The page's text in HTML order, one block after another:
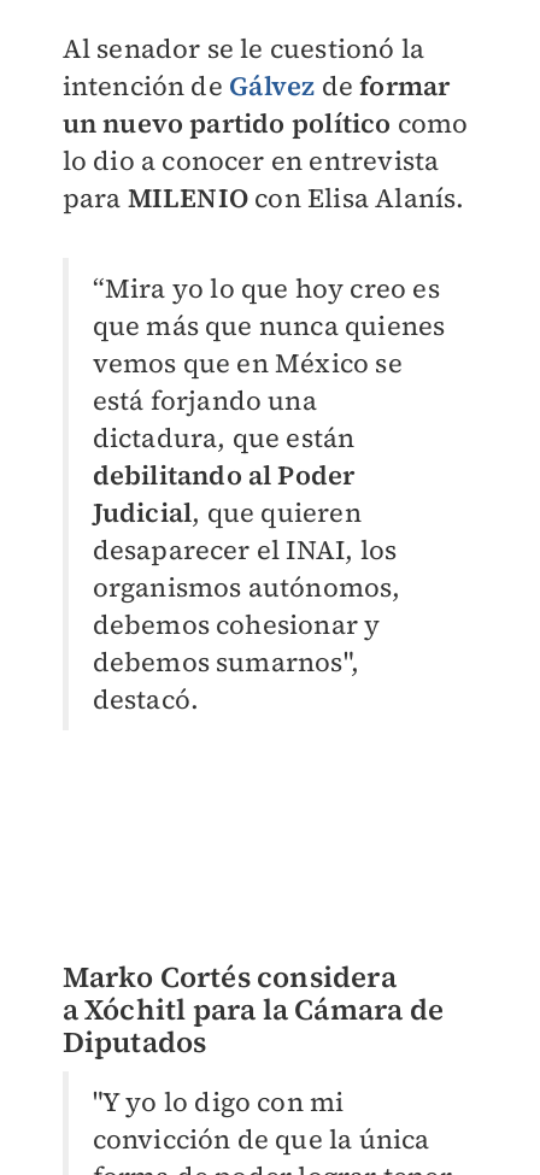
Al senador se le cuestionó la
intención de Gálvez deformar
un nuevo partido político como
lo dio a conocer en entrevista
para MILENIO con Elisa Alanís.
“Mira yo lo que hoy creo es
que más que nunca quienes
vemos que en México se
está forjando una
dictadura, que están
debilitando al Poder
Judicial, que quieren
desaparecer el INAI, los
organismos autónomos,
debemos cohesionar y
debemos sumarnos",
destacó.
Marko Cortés considera
aXóchitl para la Cámara de
Diputados
"Y yo lo digo con mi
convicción de que la única